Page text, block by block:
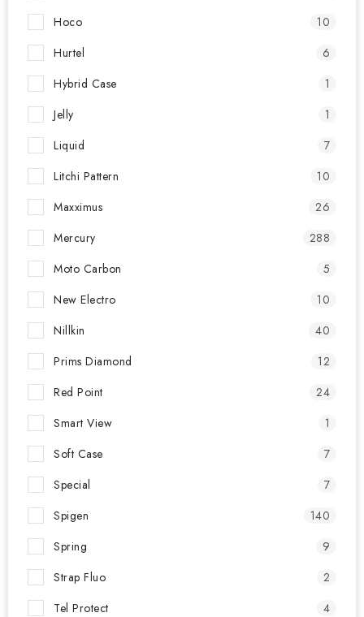
Hoco
10
Hurtel
6
Hybrid Case
1
Jelly
1
Liquid
7
Litchi Pattern
10
Maxximus
26
Mercury
288
Moto Carbon
5
New Electro
10
Nillkin
40
Prims Diamond
12
Red Point
24
Smart View
1
Soft Case
7
Special
7
Spigen
140
Spring
9
Strap Fluo
2
Tel Protect
4